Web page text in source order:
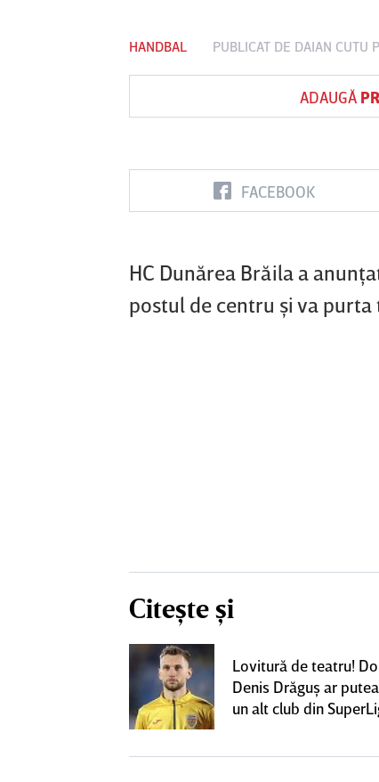
HANDBAL PUBLICAT DE DAIAN CUTU
ADAUGĂ
FACEBOOK
HC Dunărea Brăila a
postul de centru şi va
Citește și
Lovitură de teatru!
Denis Drăguş ar
un alt club din
FC Botoşani
Vs
Corvinul
Sepsi